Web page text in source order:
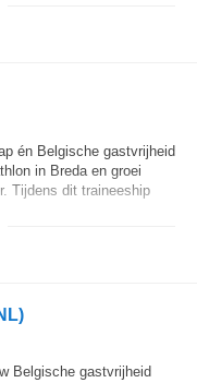
én Belgische gastvrijheid
in Breda en groei
Tijdens dit traineeship
Belgische gastvrijheid